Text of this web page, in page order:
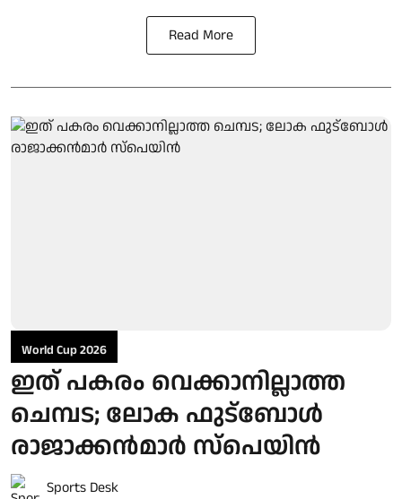
Read More
World Cup 2026
ഇത് പകരം വെക്കാനില്ലാത്ത
ചെമ്പട; ലോക ഫുട്ബാേൾ
രാജാക്കൻമാർ സ്പെയിൻ
Sports Desk